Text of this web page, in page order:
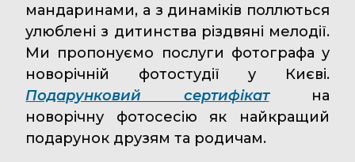
мандаринами, а з динаміків поллються
улюблені з дитинства різдвяні мелодії.
Ми пропонуємо послуги фотографа у
новорічній фотостудії у Києві.
Подарунковий сертифікатна
новорічну фотосесію як найкращий
подарунок друзям та родичам.